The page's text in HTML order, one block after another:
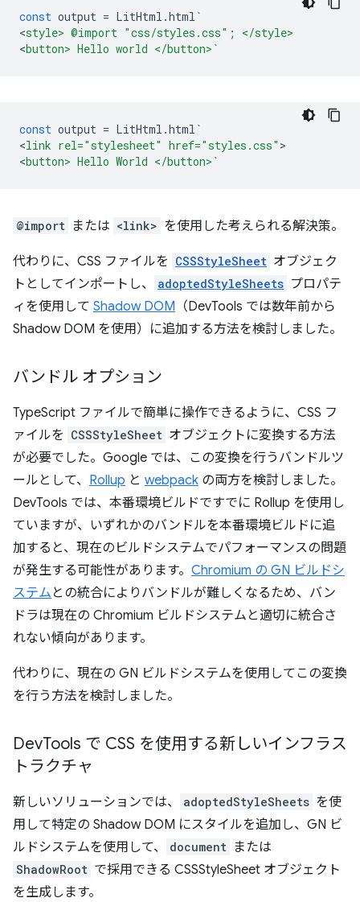
const output = LitHtml .html `
<style> @import "css/styles.css"; </style>
<button> Hello world </button>`
const output = LitHtml .html `
<link rel="stylesheet" href="styles.css" >
<button> Hello World </button>`
@import または <link> を使用した考えられる解決策。
代わりに、CSS ファイルを CSSStyleSheet オブジェク
トとしてインポートし、
adoptedStyleSheets プロパテ
ィを使用して Shadow DOM （DevTools では数年前から
Shadow DOM を使用）に追加する方法を検討しました。
バンドル オプション
TypeScript ファイルで簡単に操作できるように、CSS フ
ァイルを CSSStyleSheet オブジェクトに変換する方法
が必要でした。Google では、この変換を行うバンドルツ
ールとして、 Rollup と webpack の両方を検討しました。
DevTools では、本番環境ビルドですでに Rollup を使用し
ていますが、いずれかのバンドルを本番環境ビルドに追
加すると、現在のビルドシステムでパフォーマンスの問題
が発生する可能性があります。 Chromium の GN ビルドシ
ステム との統合によりバンドルが難しくなるため、バン
ドラは現在の Chromium ビルドシステムと適切に統合さ
れない傾向があります。
代わりに、現在の GN ビルドシステムを使用してこの変換
を行う方法を検討しました。
DevTools で CSS を使用する新しいインフラス
トラクチャ
新しいソリューションでは、 adoptedStyleSheets を使
用して特定の Shadow DOM にスタイルを追加し、GN ビ
ルドシステムを使用して、
document または
ShadowRoot で採用できる CSSStyleSheet オブジェクト
を生成します。